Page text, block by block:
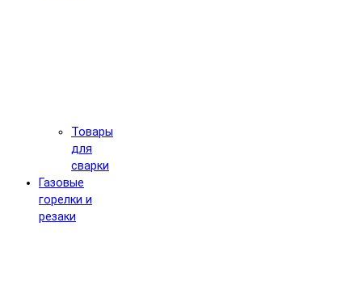
Товары
для
сварки
Газовые
горелки и
резаки